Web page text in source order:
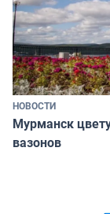
НОВОСТИ
Мурманск
вазонов